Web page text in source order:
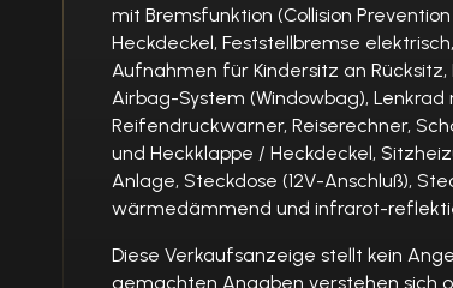
mit Bremsfunktion (Collision
Heckdeckel, Feststellbremse
Aufnahmen für Kindersitz an
Airbag-System (Windowbag), Lenkrad
Reifendruckwarner, Reiserechner,
und Heckklappe / Heckdeckel,
Anlage, Steckdose (12V-Anschluß),
wärmedämmend und infrarot-
Diese Verkaufsanzeige stellt kein
gemachten Angaben verstehen sich